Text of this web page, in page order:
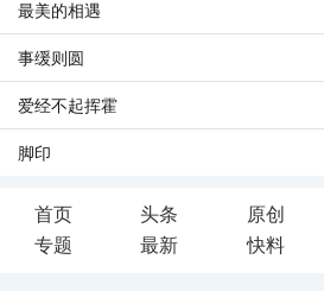
最美的相遇
事缓则圆
爱经不起挥霍
脚印
首页 头条 原创
专题
最新 快料